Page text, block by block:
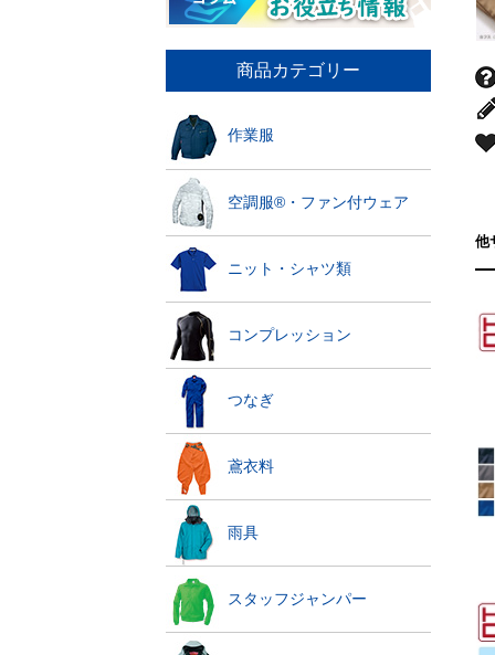
商品カテゴリー
作業服
空調服®・ファン付ウェア
ニット・シャツ類
コンプレッション
つなぎ
鳶衣料
雨具
スタッフジャンパー
他